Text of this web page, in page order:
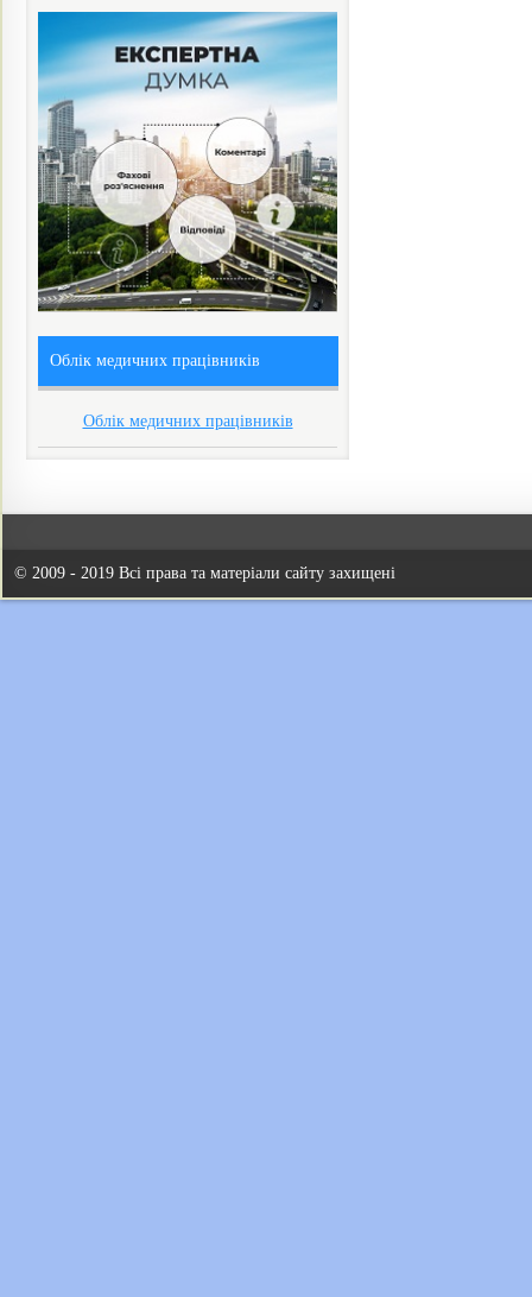
Облік медичних працівників
Облік медичних працівників
© 2009 - 2019 Всі права та матеріали сайту захищені